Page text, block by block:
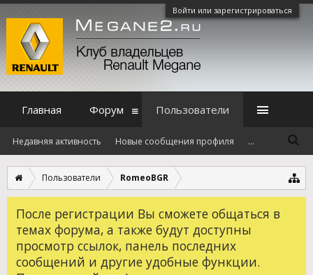
Войти или зарегистрироваться
Пользователи RomeoBGR
После регистрации Вы сможете общаться в
темах форума, а также будут доступны
просмотр ссылок, панель последних
сообщений и другие удобные функции.
Главная Форум Пользователи
Недавняя активность Новые сообщения профиля ...